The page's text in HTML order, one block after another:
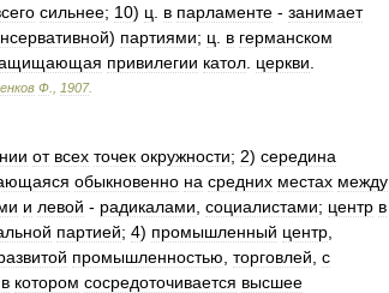
сильнее; 10) ц в парламенте - занимает
) партиями; ц в германском
привилегии катол церкви
Ф 1907.
от всех точек окружности; 2) середина
обыкновенно на средних местах между
и левой - радикалами социалистами; центр в
партией; 4) промышленный центр
промышленностью торговлей с
в котором сосредоточивается высшее